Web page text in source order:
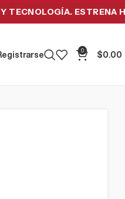
ESTRENA HOY Y
0
$0.00